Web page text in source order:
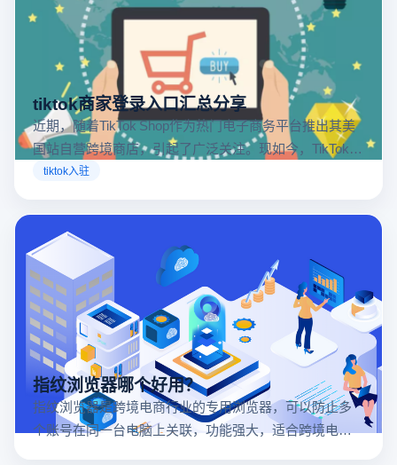
tiktok商家登录入口汇总分享
近期，随着TikTok Shop作为热门电子商务平台推出其美
国站自营跨境商店，引起了广泛关注。现如今，TikTok商
店已覆盖美国、英国及东南亚地区，因此了解官方网站
tiktok入驻
指纹浏览器哪个好用？
指纹浏览器是跨境电商行业的专用浏览器，可以防止多
个账号在同一台电脑上关联，功能强大，适合跨境电商